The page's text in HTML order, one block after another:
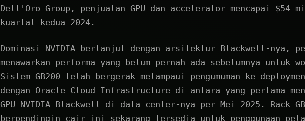
Dell'Oro Group, penjualan GPU dan accelerator mencapai $54
kuartal kedua 2024.
Dominasi NVIDIA berlanjut dengan arsitektur Blackwell-nya,
menawarkan performa yang belum pernah ada sebelumnya untuk
Sistem GB200 telah bergerak melampaui pengumuman ke
dengan Oracle Cloud Infrastructure di antara yang pertama
GPU NVIDIA Blackwell di data center-nya per Mei 2025. Rack
berpendingin cair ini sekarang tersedia untuk penggunaan